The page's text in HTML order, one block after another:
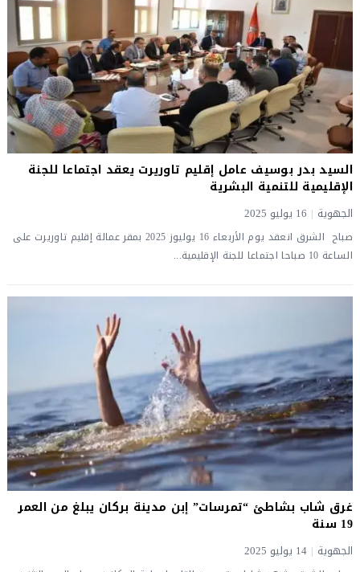
السيد بدر بوسيف عامل إقليم تاوريرت يعقد اجتماعا للجنة
الإقليمية للتنمية البشرية
الجهوية 16 يوليو 2025
صباح الشرق انعقد يوم الأربعاء 16 يوليوز 2025 بمقر عمالة إقليم تاوريرت على
الساعة 10 صباحا اجتماعا للجنة الإقليمية...
غرق شاب بشاطئ “تمرسات” إبن مدينة بركان يبلغ من العمر
19 سنة
الجهوية 14 يوليو 2025